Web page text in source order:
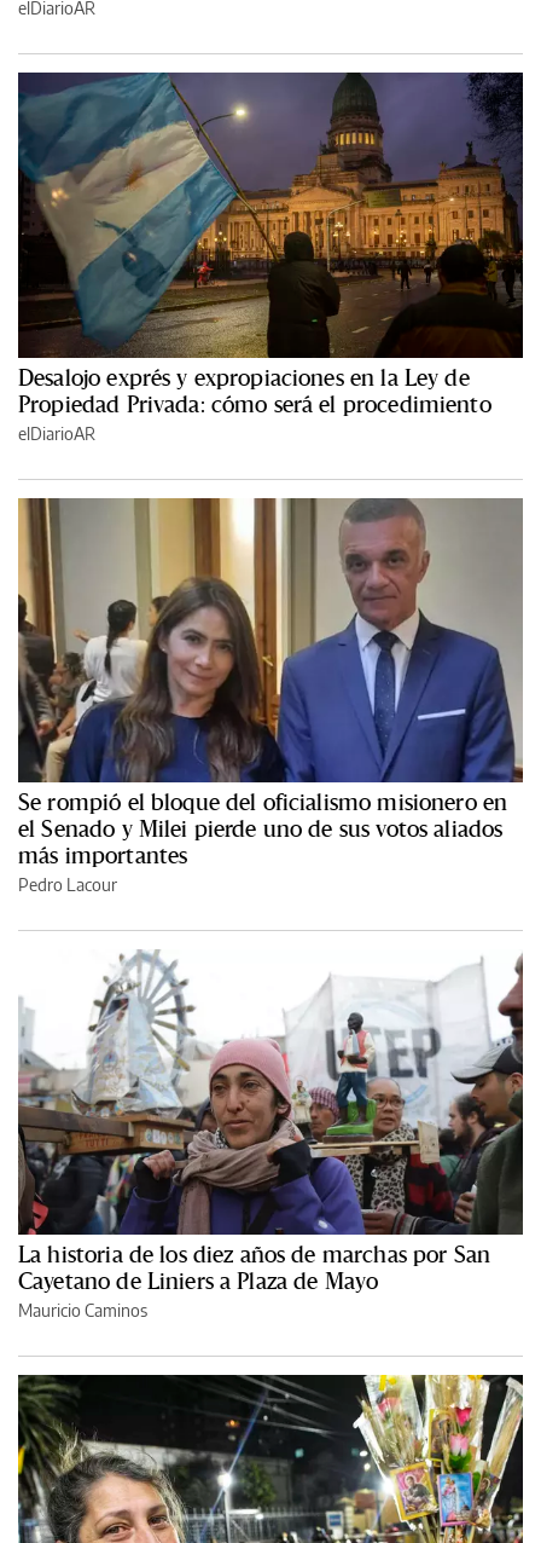
elDiarioAR
Desalojo exprés y expropiaciones en la Ley de
Propiedad Privada: cómo será el procedimiento
elDiarioAR
Se rompió el bloque del oficialismo misionero en
el Senado y Milei pierde uno de sus votos aliados
más importantes
Pedro Lacour
La historia de los diez años de marchas por San
Cayetano de Liniers a Plaza de Mayo
Mauricio Caminos